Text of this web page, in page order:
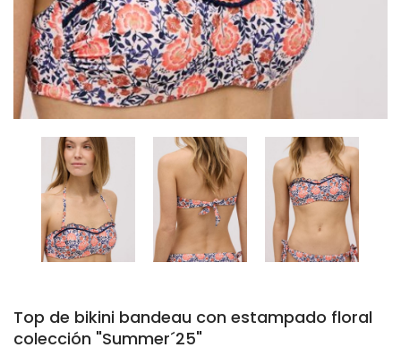
Top de bikini bandeau con estampado floral
colección "Summer´25"